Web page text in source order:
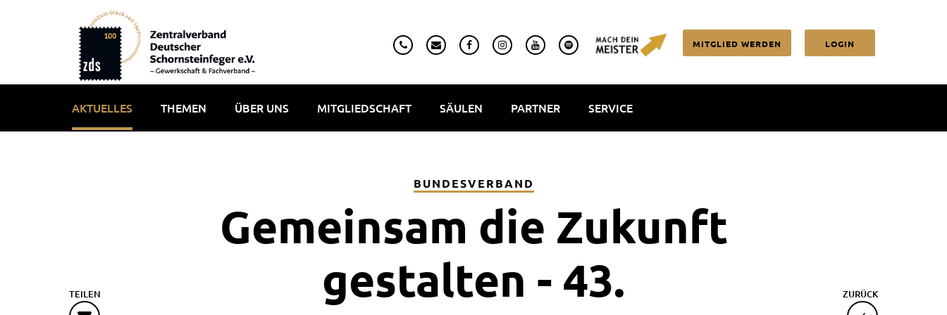
MITGLIED WERDEN LOGIN
AKTUELLES THEMEN ÜBER UNS MITGLIEDSCHAFT SÄULEN PARTNER SERVICE
TEILEN ZURÜCK
BUNDESVERBAND
Gemeinsam die Zukunft
gestalten - 43.